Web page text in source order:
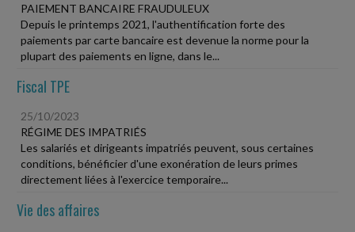
PAIEMENT BANCAIRE FRAUDULEUX
Depuis le printemps 2021, l'authentification forte des
paiements par carte bancaire est devenue la norme pour la
plupart des paiements en ligne, dans le...
Fiscal TPE
25/10/2023
RÉGIME DES IMPATRIÉS
Les salariés et dirigeants impatriés peuvent, sous certaines
conditions, bénéficier d'une exonération de leurs primes
directement liées à l'exercice temporaire...
Vie des affaires